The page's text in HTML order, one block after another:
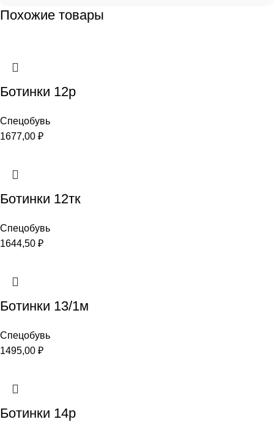
Похожие товары
Ботинки 12р
Спецобувь
1677,00 ₽
Ботинки 12тк
Спецобувь
1644,50 ₽
Ботинки 13/1м
Спецобувь
1495,00 ₽
Ботинки 14р